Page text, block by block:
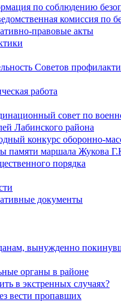
по соблюдению
комиссия по
правовые акты
Советов
работа
совет по
Лабинского района
конкурс оборонно-
памяти маршала Жукова
порядка
документы
вынужденно
органы в районе
в экстренных случаях?
вести пропавших